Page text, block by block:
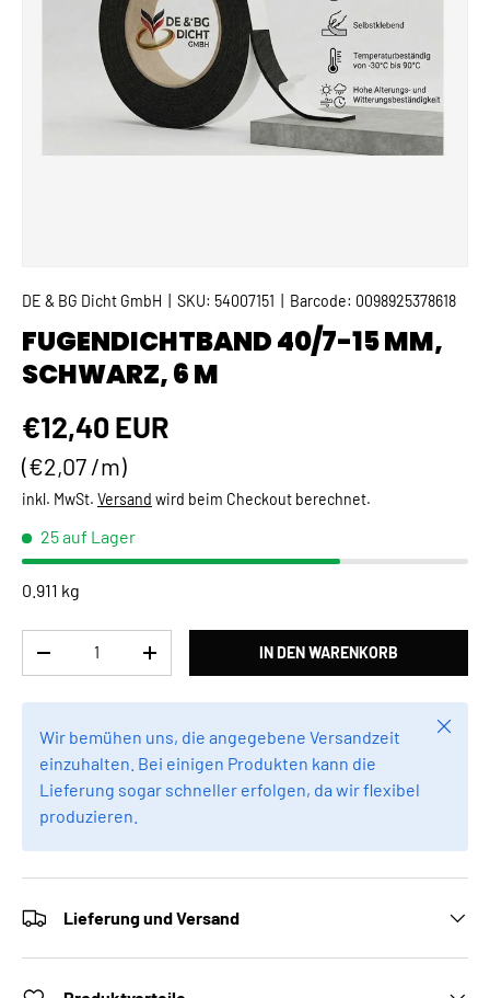
DE & BG Dicht GmbH SKU: 54007151 Barcode: 0098925378618
FUGENDICHTBAND 40/7-15 MM,
SCHWARZ, 6 M
Normaler Preis
€12,40 EUR
Grundpreis
€2,07 /m
inkl. MwSt. Versand wird beim Checkout berechnet.
25 auf Lager
0.911 kg
MENGE VERRINGERNMENGE ERHÖHENIN DEN WARENKORB
Wir bemühen uns, die angegebene Versandzeit
einzuhalten. Bei einigen Produkten kann die
Lieferung sogar schneller erfolgen, da wir flexibel
produzieren.
Lieferung und Versand